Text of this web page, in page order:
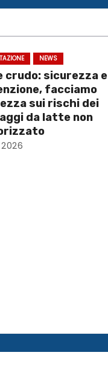
NEWS
crudo: sicurezza e
facciamo
sui rischi dei
da latte non